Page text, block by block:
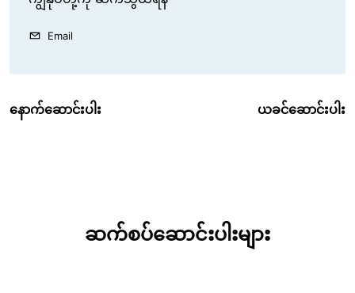
Email
နောက်ဆောင်းပါး ယခင်ဆောင်းပါး
ဆက်စပ်ဆောင်းပါးများ